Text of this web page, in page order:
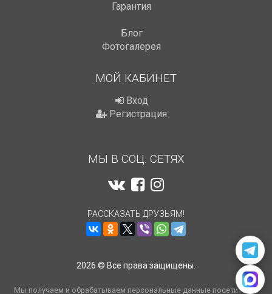
Гарантия
Блог
Фотогалерея
МОЙ КАБИНЕТ
Вход
Регистрация
МЫ В СОЦ. СЕТЯХ
РАССКАЗАТЬ ДРУЗЬЯМ!
2026 © Все права защищены.
Мы получаем и обрабатываем персональные данные посетителей